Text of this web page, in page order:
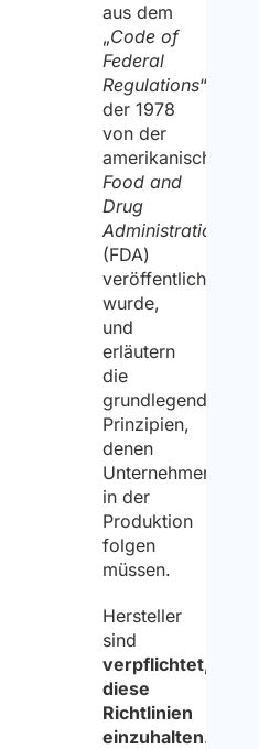
aus dem
„Code of
Federal
Regulations“,
der 1978
von der
amerikanischen
Food and
Drug
Administration
(FDA)
veröffentlicht
wurde,
und
erläutern
die
grundlegenden
Prinzipien,
denen
Unternehmen
in der
Produktion
folgen
müssen.
Hersteller
sind
verpflichtet,
diese
Richtlinien
einzuhalten.